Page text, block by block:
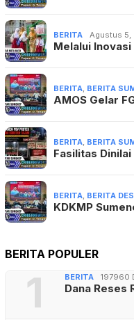
BERITA Agustus 5,
Melalui Inovasi
BERITA, BERITA
AMOS Gelar
BERITA, BERITA
Fasilitas
BERITA, BERITA
KDKMP
BERITA POPULER
1 BERITA 197960
Dana Reses